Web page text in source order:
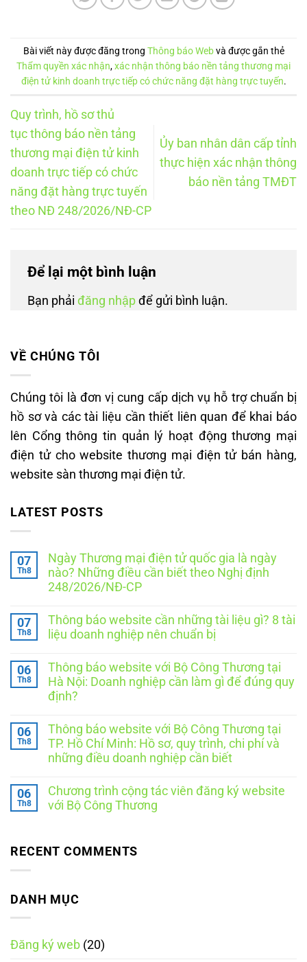
VỀ CHÚNG TÔI
Chúng tôi là đơn vị cung cấp dịch vụ hỗ trợ chuẩn bị
hồ sơ và các tài liệu cần thiết liên quan để khai báo
lên Cổng thông tin quản lý hoạt động thương mại
điện tử cho website thương mại điện tử bán hàng,
website sàn thương mại điện tử.
LATEST POSTS
07
Th8
Ngày Thương mại điện tử quốc gia là ngày
nào? Những điều cần biết theo Nghị định
248/2026/NĐ-CP
bình
luận
ở
mại
điện
tử
quốc
ngày
nào?
Những
điều
cần
theo
Nghị
định
248/2026/NĐ-
07
Th8
Thông báo website cần những tài liệu gì? 8 tài
liệu doanh nghiệp nên chuẩn bị
bình
luận
ở
Thông
cần
những
liệu
gì?
liệu
doanh
nghiệp
06
Th8
Thông báo website với Bộ Công Thương tại
Hà Nội: Doanh nghiệp cần làm gì để đúng quy
định?
bình
luận
ở
Thông
với
Bộ
Công
Nội:
Doanh
gì
để
06
Th8
Thông báo website với Bộ Công Thương tại
TP. Hồ Chí Minh: Hồ sơ, quy trình, chi phí và
những điều doanh nghiệp cần biết
bình
luận
ở
với
Bộ
TP.
Hồ
sơ,
quy
06
Th8
Chương trình cộng tác viên đăng ký website
với Bộ Công Thương
luận
ở
tác
viên
với
Bộ
RECENT COMMENTS
DANH MỤC
Đăng ký web (20)
Bài viết này được đăng trong Thông báo Webvà được gắn thẻ
Thẩm quyền xác nhận,xác nhận thông báo nền tảng thương mại
điện tử kinh doanh trực tiếp có chức năng đặt hàng trực tuyến.
Quy trình, hồ sơ thủ
tục thông báo nền tảng
thương mại điện tử kinh
doanh trực tiếp có chức
năng đặt hàng trực tuyến
theo NĐ 248/2026/NĐ-CP
Ủy ban nhân dân cấp tỉnh
thực hiện xác nhận thông
báo nền tảng TMĐT
Để lại một bình luận
Bạn phải đăng nhập để gửi bình luận.